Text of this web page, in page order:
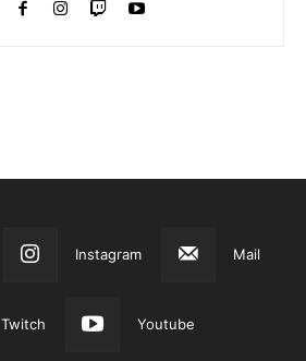
Instagram Mail
Twitch Youtube